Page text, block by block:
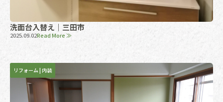
洗面台入替え｜三田市
2025.09.02Read More ≫
リフォーム| 内装